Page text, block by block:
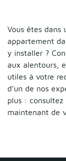
Vous êtes dans
appartement
y installer ?
aux alentours,
utiles à votre
d’un de nos
plus : consultez
maintenant de